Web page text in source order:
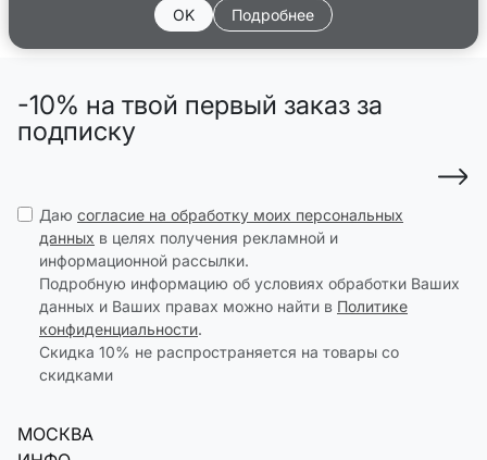
OK
Подробнее
-10% на твой первый заказ за
подписку
Даю согласие на обработку моих персональных
данных в целях получения рекламной и
информационной рассылки.
Подробную информацию об условиях обработки Ваших
данных и Ваших правах можно найти в Политике
конфиденциальности.
Скидка 10% не распространяется на товары со
скидками
МОСКВА